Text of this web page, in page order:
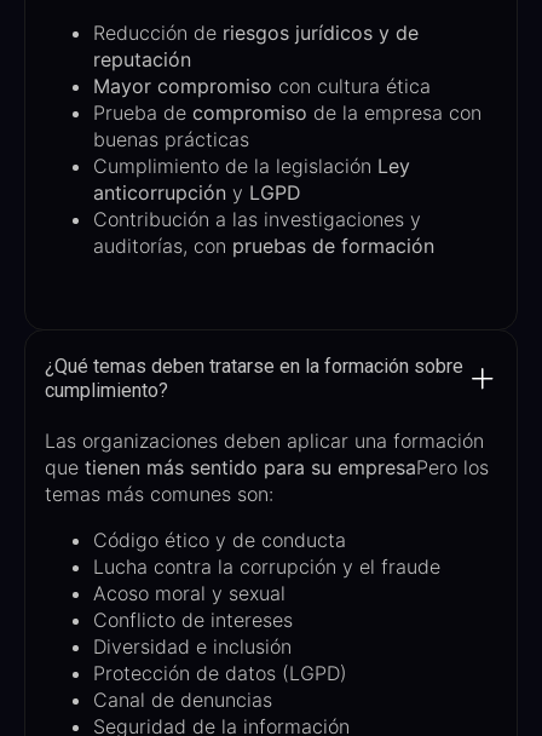
Reducción de riesgos jurídicos y de
reputación
Mayor compromiso con cultura ética
Prueba de compromiso de la empresa con
buenas prácticas
Cumplimiento de la legislación Ley
anticorrupción y LGPD
Contribución a las investigaciones y
auditorías, con pruebas de formación
¿Qué temas deben tratarse en la formación sobre
cumplimiento?
Las organizaciones deben aplicar una formación
que tienen más sentido para su empresaPero los
temas más comunes son:
Código ético y de conducta
Lucha contra la corrupción y el fraude
Acoso moral y sexual
Conflicto de intereses
Diversidad e inclusión
Protección de datos (LGPD)
Canal de denuncias
Seguridad de la información